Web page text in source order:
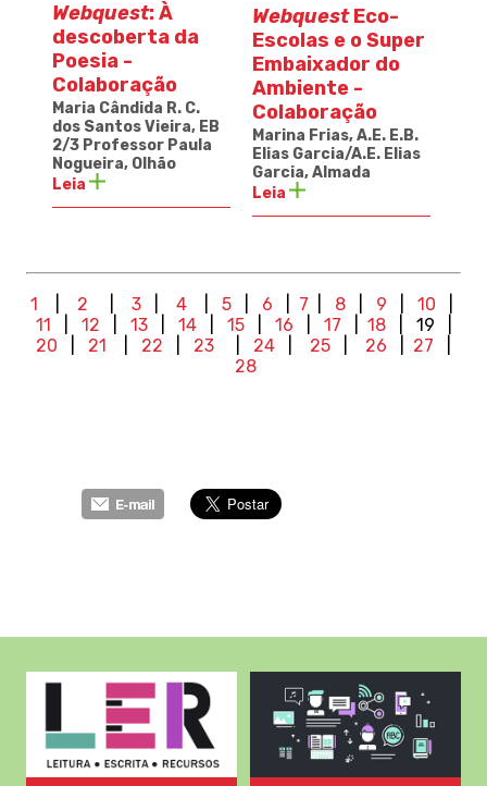
Webquest: À
descoberta da
Poesia -
Colaboração
Maria Cândida R. C.
dos Santos Vieira, EB
2/3 Professor Paula
Nogueira, Olhão
Leia
WebquestEco-
Escolas e o Super
Embaixador do
Ambiente -
Colaboração
Marina Frias,A.E. E.B.
Elias Garcia/A.E. Elias
Garcia, Almada
Leia
1 2 3| 4| 5| 6 7 8| 9 10
11
12 13| 14| 15| 16 17 18| 19
20
21 22 23 24 25 26 27
28